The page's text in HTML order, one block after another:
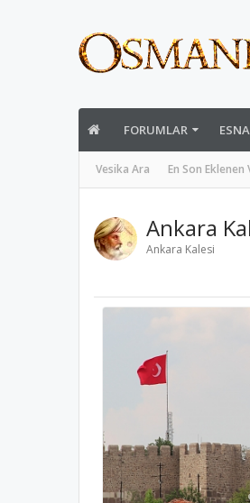
FORUMLAR
Vesika Ara En Son Eklenen
Ankara
Ankara Kalesi